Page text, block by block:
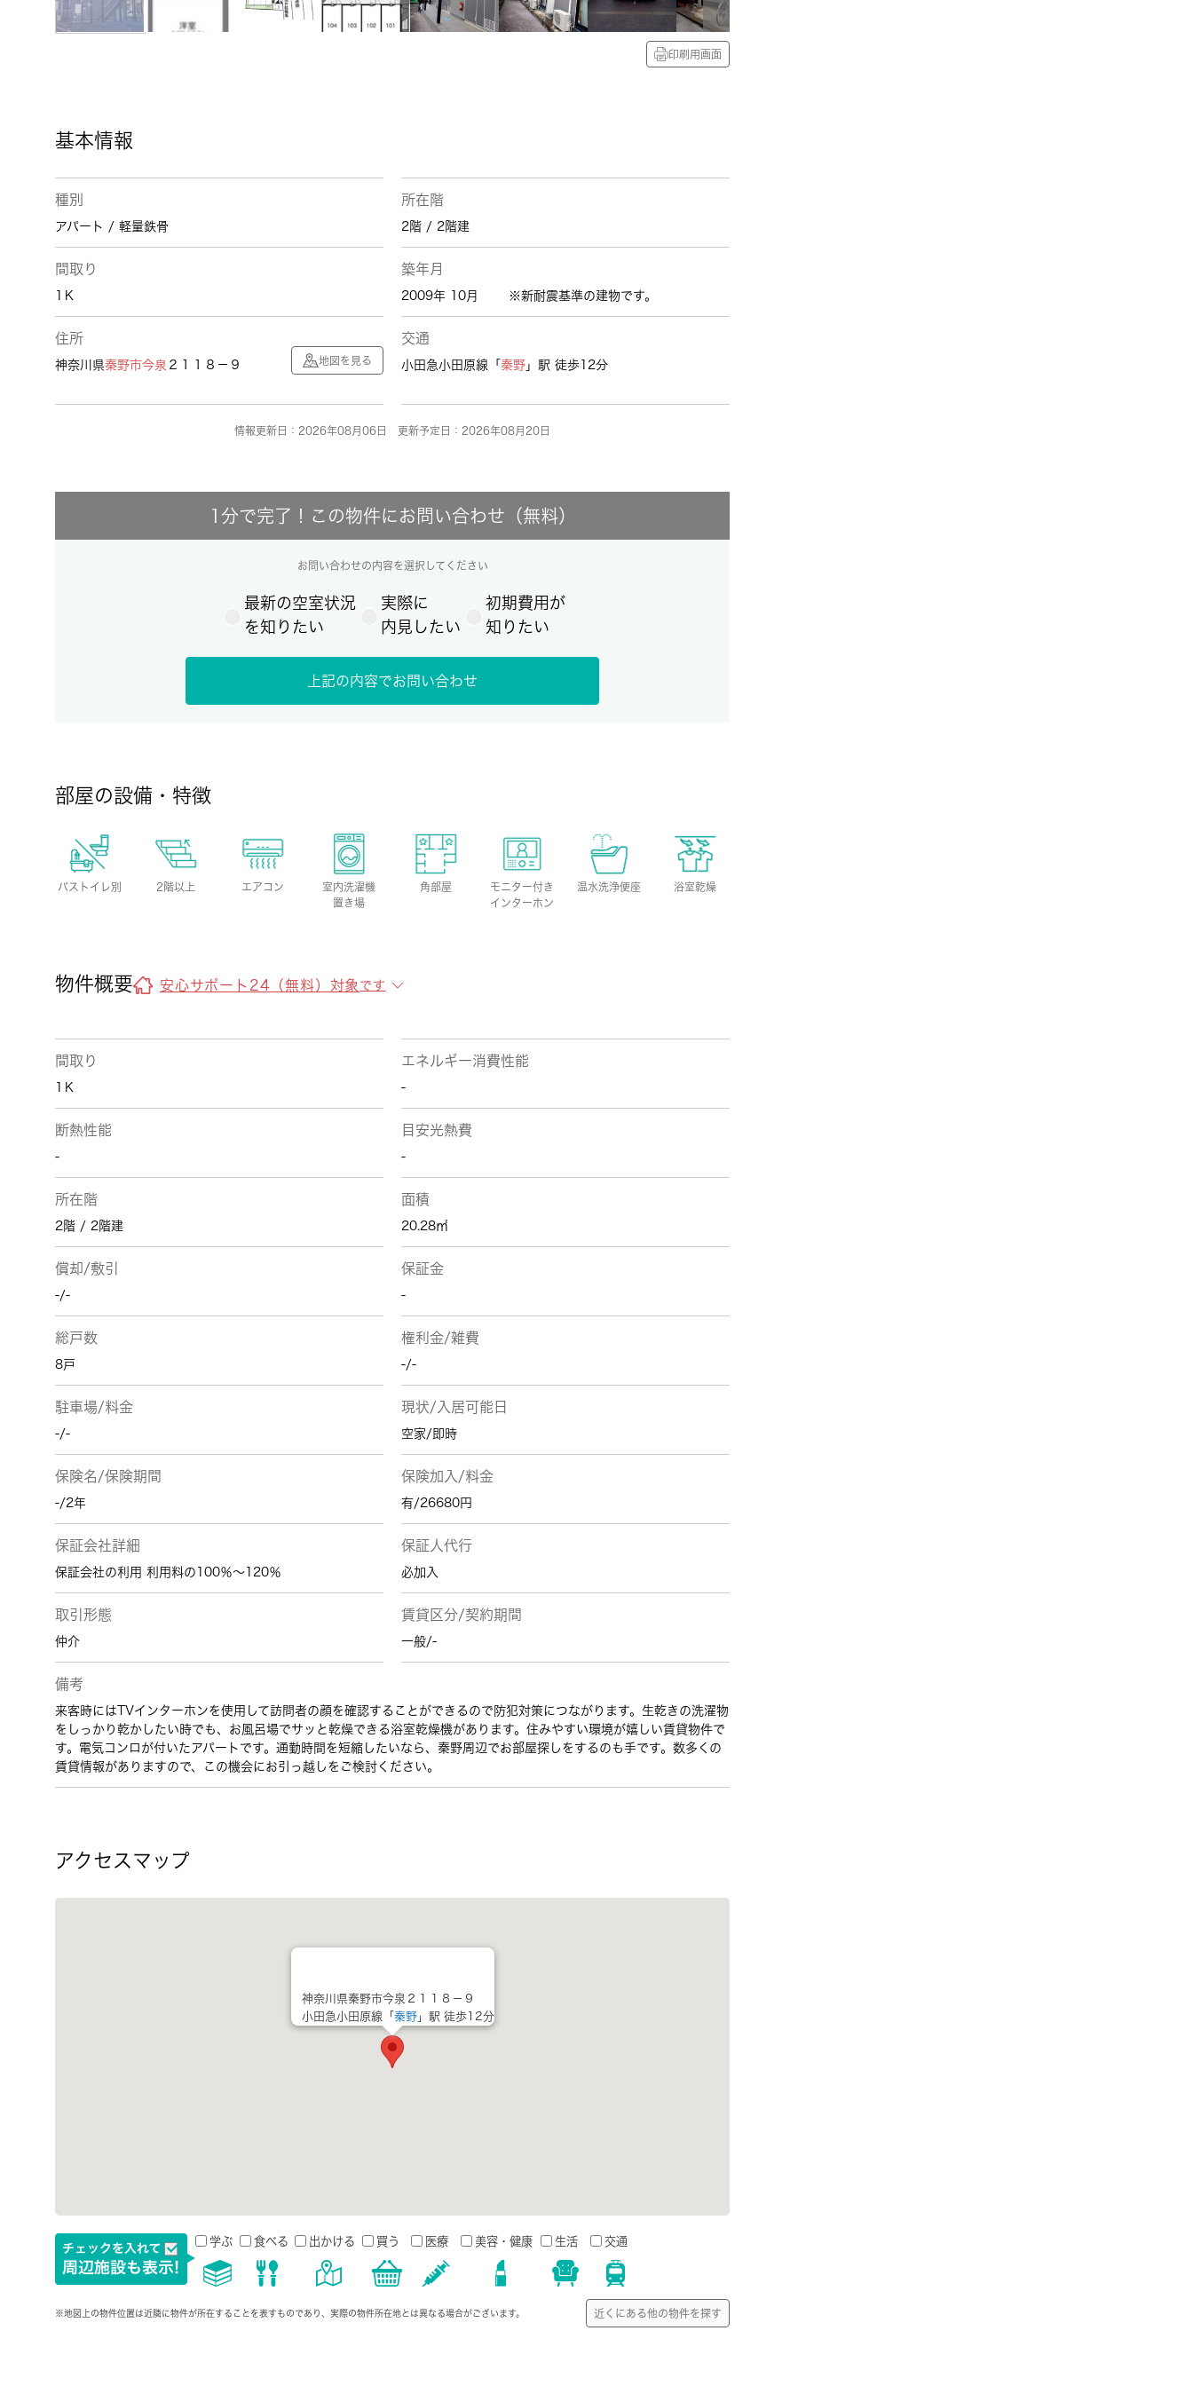
印刷用画面
基本情報
種別
アパート / 軽量鉄骨
所在階
2階 / 2階建
間取り
1Ｋ
築年月
2009年 10月 ※新耐震基準の建物です。
住所
神奈川県秦野市今泉 ２１１８－９ 地図を見る
交通
小田急小田原線「 秦野 」駅 徒歩12分
情報更新日：2026年08月06日 更新予定日：2026年08月20日
1分で完了！この物件にお問い合わせ（無料）
お問い合わせの内容を選択してください
最新の空室状況
を知りたい
実際に
内見したい
初期費用が
知りたい
上記の内容でお問い合わせ
部屋の設備・特徴
バストイレ別 2階以上 エアコン
室内洗濯機
置き場
角部屋
モニター付き
インターホン
温水洗浄便座 浴室乾燥
物件概要 安心サポート24（無料）対象 です
間取り
1Ｋ
エネルギー消費性能
-
断熱性能
-
目安光熱費
-
所在階
2階 / 2階建
面積
20.28㎡
償却/敷引
-/-
保証金
-
総戸数
8戸
権利金/雑費
-/-
駐車場/料金
-/-
現状/入居可能日
空家/即時
保険名/保険期間
-/2年
保険加入/料金
有/26680円
保証会社詳細
保証会社の利用 利用料の100％～120％
保証人代行
必加入
取引形態
仲介
賃貸区分/契約期間
一般/-
備考
来客時にはTVインターホンを使用して訪問者の顔を確認することができるので防犯対策につながります。生乾きの洗濯物
をしっかり乾かしたい時でも、お風呂場でサッと乾燥できる浴室乾燥機があります。住みやすい環境が嬉しい賃貸物件で
す。電気コンロが付いたアパートです。通勤時間を短縮したいなら、秦野周辺でお部屋探しをするのも手です。数多くの
賃貸情報がありますので、この機会にお引っ越しをご検討ください。
アクセスマップ
神奈川県秦野市今泉２１１８－９
小田急小田原線「 秦野」駅 徒歩12分
学ぶ 食べる 出かける 買う 医療 美容・健康 生活 交通
※地図上の物件位置は近隣に物件が所在することを表すものであり、実際の物件所在地とは異なる場合がございます。 近くにある他の物件を探す